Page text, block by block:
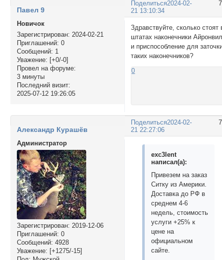
Поделиться2024-02-
21 13:10:34
Павел 9
Новичок
Зарегистрирован: 2024-02-21
Приглашений: 0
Сообщений: 1
Уважение: [+0/-0]
Провел на форуме:
3 минуты
Последний визит:
2025-07-12 19:26:05
Здравствуйте, сколько стоят
штатах наконечники
и приспособление для
таких наконечников?
0
Поделиться2024-02-
21 22:27:06
Александр Курашёв
Администратор
Зарегистрирован: 2019-12-06
Приглашений: 0
Сообщений: 4928
Уважение: [+1275/-15]
exc3lent
написал(а):
Привезем на заказ
Ситку из Америки.
Доставка до РФ в
среднем 4-6
недель, стоимость
услуги +25% к
цене на
официальном
сайте.